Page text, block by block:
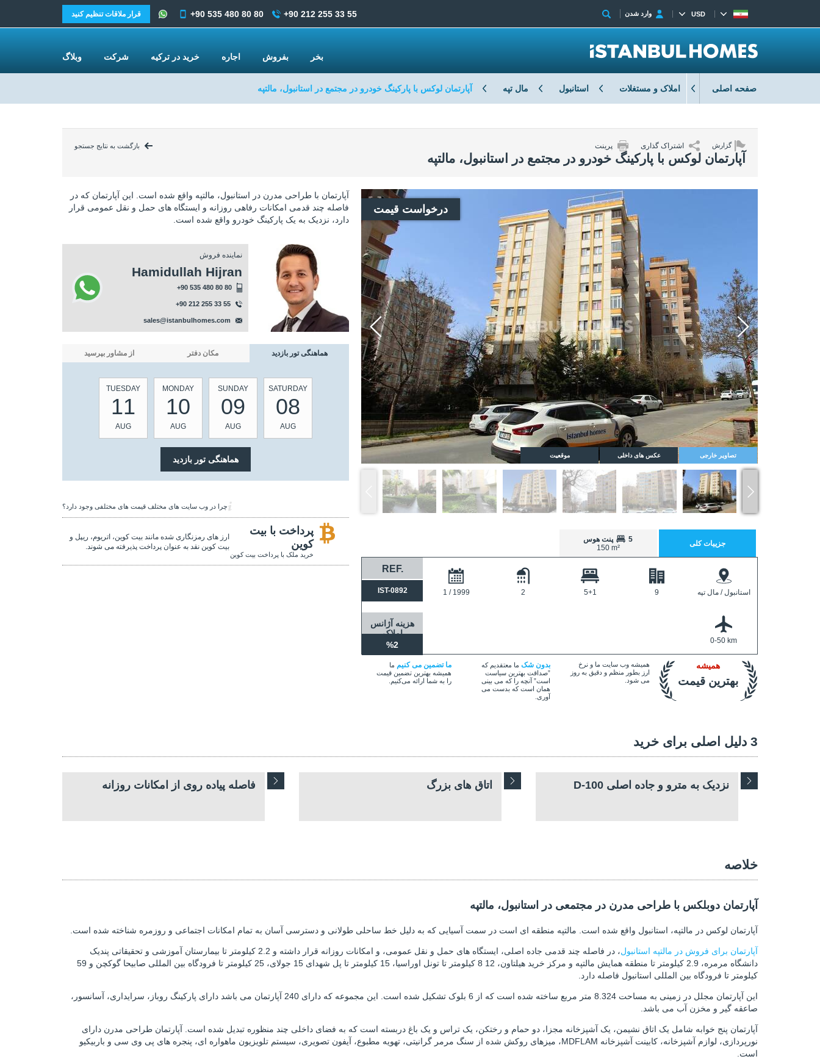
صفحه اصلی املاک و مستغلات استانبول مال تپه آپارتمان لوکس با پارکینگ خودرو در مجتمع در استانبول، مالتپه
بازگشت به نتایج جستجو گزارش اشتراک گذاری پرینت
آپارتمان لوکس با پارکینگ خودرو در مجتمع در استانبول، مالتپه
درخواست قیمت
تصاویر خارجی عکس های داخلی موقعیت
جزییات کلی 5
پنت هوس
150 m²
REF.
IST-0892
هزینه آژانس
املاک
%2
استانبول / مال تپه 9
5+1
2
1 / 1999
0-50 km
همیشه
بهترین قیمت
همیشه وب سایت ما و نرخ
ارز بطور منظم و دقیق به روز
می شود.
بدون شک ما معتقدیم که
”صداقت بهترین سیاست
است” آنچه را که می بینی
همان است که بدست می
آوری.
ما تضمین می کنیم ما
همیشه بهترین تضمین قیمت
را به شما ارائه می‌کنیم.
آپارتمان با طراحی مدرن در استانبول، مالتپه واقع شده است. این آپارتمان که در
فاصله چند قدمی امکانات رفاهی روزانه و ایستگاه های حمل و نقل عمومی قرار
دارد، نزدیک به یک پارکینگ خودرو واقع شده است.
نماینده فروش
Hamidullah Hijran
+90 535 480 80 80
+90 212 255 33 55
sales@istanbulhomes.com
Whatsapp
هماهنگی تور بازدید مکان دفتر از مشاور بپرسید
SATURDAY
08
AUG
SUNDAY
09
AUG
MONDAY
10
AUG
TUESDAY
11
AUG
چرا در وب سایت های مختلف قیمت های مختلفی وجود دارد؟
پرداخت با بیت
کوین
خرید ملک با پرداخت بیت کوین
ارز های رمزنگاری شده مانند بیت کوین، اتریوم، ریپل و
بیت کوین نقد به عنوان پرداخت پذیرفته می شوند.
3 دلیل اصلی برای خرید
نزدیک به مترو و جاده اصلی D-100 اتاق های بزرگ فاصله پیاده روی از امکانات روزانه
خلاصه
آپارتمان دوبلکس با طراحی مدرن در مجتمعی در استانبول، مالتپه
آپارتمان لوکس در مالتپه، استانبول واقع شده است. مالتپه منطقه ای است در سمت آسیایی که به دلیل خط ساحلی طولانی و دسترسی آسان به تمام امکانات اجتماعی و روزمره شناخته شده است.
آپارتمان برای فروش در مالتپه استانبول
، در فاصله چند قدمی جاده اصلی، ایستگاه های حمل و نقل عمومی، و امکانات روزانه قرار داشته و 2.2 کیلومتر تا بیمارستان آموزشی و تحقیقاتی پندیک
دانشگاه مرمره، 2.9 کیلومتر تا منطقه همایش مالتپه و مرکز خرید هیلتاون، 12 8 کیلومتر تا تونل اوراسیا، 15 کیلومتر تا پل شهدای 15 جولای، 25 کیلومتر تا فرودگاه بین المللی صابیحا گوکچن و 59
کیلومتر تا فرودگاه بین المللی استانبول فاصله دارد.
این آپارتمان مجلل در زمینی به مساحت 8.324 متر مربع ساخته شده است که از 6 بلوک تشکیل شده است. این مجموعه که دارای 240 آپارتمان می باشد دارای پارکینگ روباز، سرایداری، آسانسور،
صاعقه گیر و مخزن آب می باشد.
آپارتمان پنج خوابه شامل یک اتاق نشیمن، یک آشپزخانه مجزا، دو حمام و رختکن، یک تراس و یک باغ دربسته است که به فضای داخلی چند منظوره تبدیل شده است. آپارتمان طراحی مدرن دارای
نورپردازی، لوازم آشپزخانه، کابینت آشپزخانه MDFLAM، میزهای روکش شده از سنگ مرمر گرانیتی، تهویه مطبوع، آیفون تصویری، سیستم تلویزیون ماهواره ای، پنجره های پی وی سی و باربیکیو
است.
USD وارد شدن +90 212 255 33 55
+90 535 480 80 80 قرار ملاقات تنظیم کنید
بخر بفروش اجاره خرید در ترکیه شرکت وبلاگ